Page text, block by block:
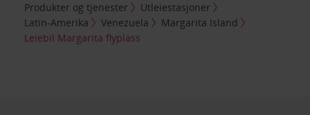
Produkter og tjenester
Utleiestasjoner
Latin-Amerika
Venezuela
Margarita Island
Leiebil Margarita flyplass